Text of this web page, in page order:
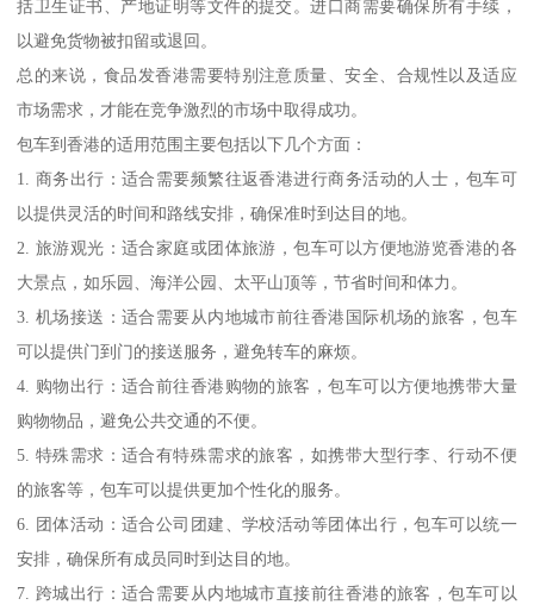
括卫生证书、产地证明等文件的提交。进口商需要确保所有手续，
以避免货物被扣留或退回。
总的来说，食品发香港需要特别注意质量、安全、合规性以及适应
市场需求，才能在竞争激烈的市场中取得成功。
包车到香港的适用范围主要包括以下几个方面：
1. 商务出行：适合需要频繁往返香港进行商务活动的人士，包车可
以提供灵活的时间和路线安排，确保准时到达目的地。
2. 旅游观光：适合家庭或团体旅游，包车可以方便地游览香港的各
大景点，如乐园、海洋公园、太平山顶等，节省时间和体力。
3. 机场接送：适合需要从内地城市前往香港国际机场的旅客，包车
可以提供门到门的接送服务，避免转车的麻烦。
4. 购物出行：适合前往香港购物的旅客，包车可以方便地携带大量
购物物品，避免公共交通的不便。
5. 特殊需求：适合有特殊需求的旅客，如携带大型行李、行动不便
的旅客等，包车可以提供更加个性化的服务。
6. 团体活动：适合公司团建、学校活动等团体出行，包车可以统一
安排，确保所有成员同时到达目的地。
7. 跨城出行：适合需要从内地城市直接前往香港的旅客，包车可以